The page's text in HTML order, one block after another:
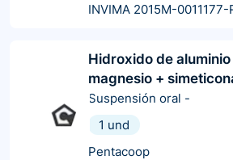
INVIMA 2015M-0011177-
Hidroxido de
magnesio +
Suspensión oral -
1 und
Pentacoop